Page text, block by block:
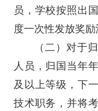
员，学校按照出
度一次性发放奖励
（二）对于
人员，归国当年
及以上等级，下
技术职务，并将